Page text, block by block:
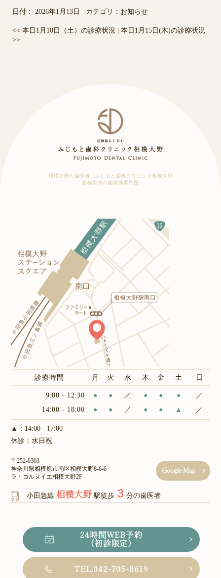
日付： 2026年1月13日 カテゴリ： お知らせ
<< 本日1月10日（土）の診療状況
本日1月15日(木)の診療状況
>>
相模大野の歯医者 ふじもと歯科クリニック相模大野
相模原市の歯周病専門医
診療時間 月 火 水 木 金 土 日
9:00 - 12:30 ● ● ／ ● ● ●
／
14:00 - 18:00
● ● ／ ● ● ▲ ／
▲：14:00 - 17:00
休診：水日祝
〒252-0303
神奈川県相模原市南区相模大野8-6-6
ラ・コルヌイエ相模大野2F
Google Map
小田急線相模大野 駅徒歩 ３分の歯医者
24時間WEB予約
（初診限定）
TEL.042-705-8619